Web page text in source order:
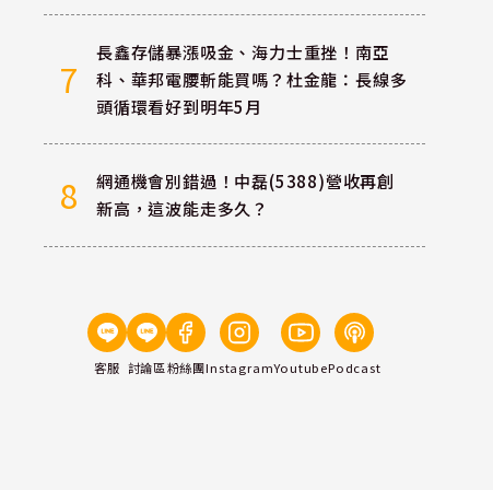
7
長鑫存儲暴漲吸金、海力士重挫！南亞
科、華邦電腰斬能買嗎？杜金龍：長線多
頭循環看好到明年5月
8
網通機會別錯過！中磊(5388)營收再創
新高，這波能走多久？
客服 討論區粉絲團InstagramYoutubePodcast